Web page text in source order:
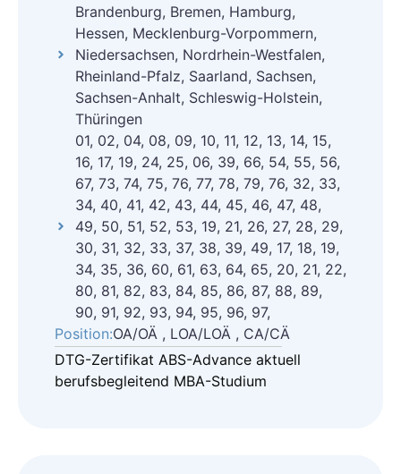
Brandenburg, Bremen, Hamburg,
Hessen, Mecklenburg-Vorpommern,
Niedersachsen, Nordrhein-Westfalen,
Rheinland-Pfalz, Saarland, Sachsen,
Sachsen-Anhalt, Schleswig-Holstein,
Thüringen
01, 02, 04, 08, 09, 10, 11, 12, 13, 14, 15,
16, 17, 19, 24, 25, 06, 39, 66, 54, 55, 56,
67, 73, 74, 75, 76, 77, 78, 79, 76, 32, 33,
34, 40, 41, 42, 43, 44, 45, 46, 47, 48,
49, 50, 51, 52, 53, 19, 21, 26, 27, 28, 29,
30, 31, 32, 33, 37, 38, 39, 49, 17, 18, 19,
34, 35, 36, 60, 61, 63, 64, 65, 20, 21, 22,
80, 81, 82, 83, 84, 85, 86, 87, 88, 89,
90, 91, 92, 93, 94, 95, 96, 97,
Position:OA/OÄ , LOA/LOÄ , CA/CÄ
DTG-Zertifikat ABS-Advance aktuell
berufsbegleitend MBA-Studium